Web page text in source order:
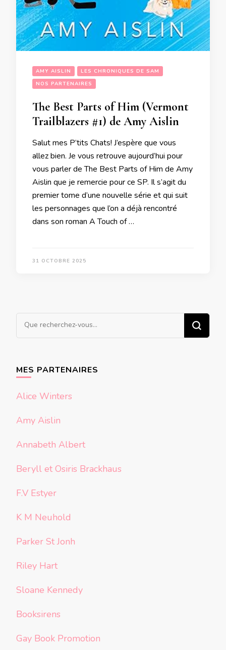
AMY AISLIN
LES CHRONIQUES DE SAM
NOS PARTENAIRES
The Best Parts of Him (Vermont
Trailblazers #1) de Amy Aislin
Salut mes P’tits Chats! J’espère que vous
allez bien. Je vous retrouve aujourd’hui pour
vous parler de The Best Parts of Him de Amy
Aislin que je remercie pour ce SP. Il s’agit du
premier tome d’une nouvelle série et qui suit
les personnages que l’on a déjà rencontré
dans son roman A Touch of …
31 OCTOBRE 2025
Vous
recherchiez
MES PARTENAIRES
Alice Winters
Amy Aislin
Annabeth Albert
Beryll et Osiris Brackhaus
F.V Estyer
K M Neuhold
Parker St Jonh
Riley Hart
Sloane Kennedy
Booksirens
Gay Book Promotion